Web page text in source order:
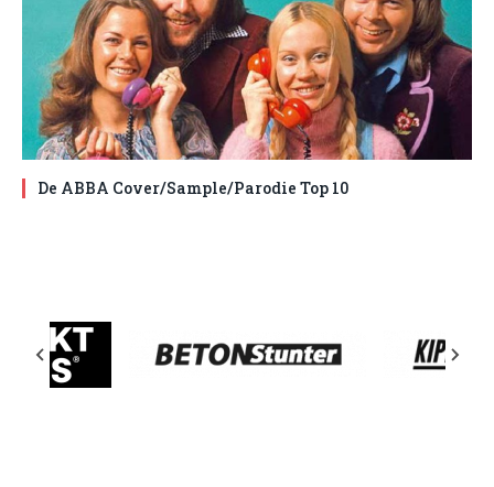
De ABBA Cover/Sample/Parodie Top 10